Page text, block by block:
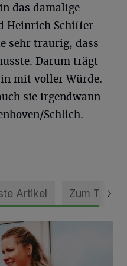
das damalige
Heinrich Schiffer
sehr traurig, dass
Darum trägt
mit voller Würde.
sie irgendwann
Schlich.
Artikel Zum Thema
des neuen Domizils